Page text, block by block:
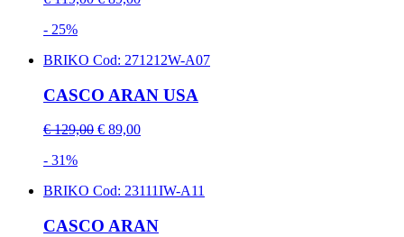
- 25%
BRIKO Cod: 271212W-A07
CASCO ARAN USA
€ 129,00 € 89,00
- 31%
BRIKO Cod: 23111IW-A11
CASCO ARAN